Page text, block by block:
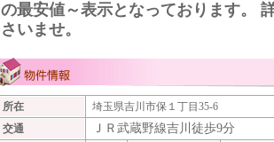
の最安値～表示となっております。
さいませ。
所在
埼玉県吉川市保１丁目35-6
交通
ＪＲ武蔵野線吉川徒歩9分